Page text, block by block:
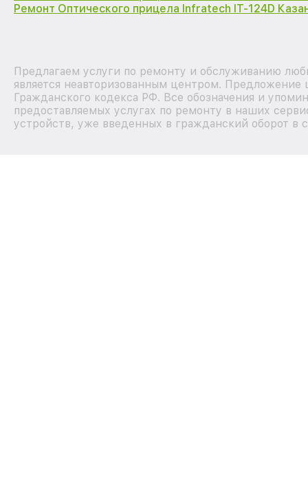
Ремонт Оптического прицела Infratech IT-124D
Предлагаем услуги по ремонту и обслуживанию
является неавторизованным центром.
Гражданского кодекса РФ. Все обозначения и
предоставляемых услугах по ремонту в наших
устройств, уже введенных в гражданский оборот в